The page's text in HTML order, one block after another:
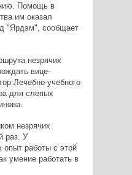
Помощь в
им оказал
"Ярдэм", сообщает
незрячих
вице-
Лечебно-учебного
для слепых
незрячих
раз. У
опыт работы с этой
умение работать в